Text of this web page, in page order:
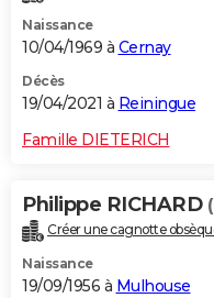
Naissance
10/04/1969 à Cernay
Décès
19/04/2021 à Reiningue
Famille DIETERICH
Philippe RICHARD
Créer une cagnotte
Naissance
19/09/1956 à Mulhouse